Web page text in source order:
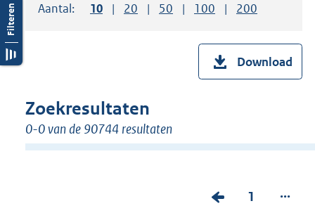
Aantal:
Toon
10 resultaten per pagina
Toon
20 resultaten per pagina
Toon
50 resultaten per pagina
Toon
100 resultaten per
Toon
200
Download
Zoekresultaten
0-0 van de 90744 resultaten
V
P
1 ...